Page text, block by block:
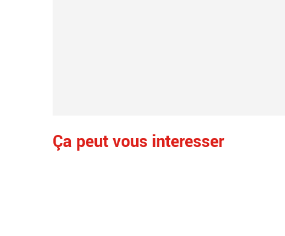
Ça peut vous interesser